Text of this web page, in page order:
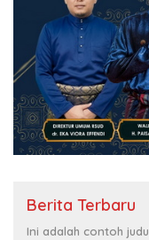
Berita Terbaru
Ini adalah contoh